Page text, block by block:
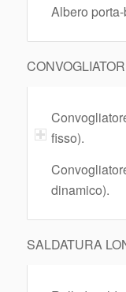
Albero
fisso).
dinamico).
SALDATURA